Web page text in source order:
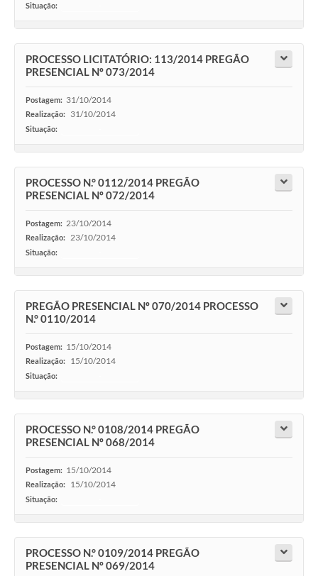
Situação:
PROCESSO LICITATÓRIO: 113/2014 PREGÃO
PRESENCIAL Nº 073/2014
Postagem: 31/10/2014
Realização: 31/10/2014
Situação:
PROCESSO N.° 0112/2014 PREGÃO
PRESENCIAL Nº 072/2014
Postagem: 23/10/2014
Realização: 23/10/2014
Situação:
PREGÃO PRESENCIAL Nº 070/2014 PROCESSO
N.° 0110/2014
Postagem: 15/10/2014
Realização: 15/10/2014
Situação:
PROCESSO N.° 0108/2014 PREGÃO
PRESENCIAL Nº 068/2014
Postagem: 15/10/2014
Realização: 15/10/2014
Situação:
PROCESSO N.° 0109/2014 PREGÃO
PRESENCIAL Nº 069/2014